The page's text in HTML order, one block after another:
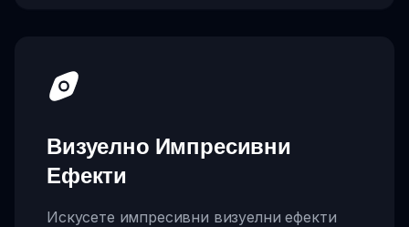
Визуелно Импресивни
Ефекти
Искусете импресивни визуелни ефекти